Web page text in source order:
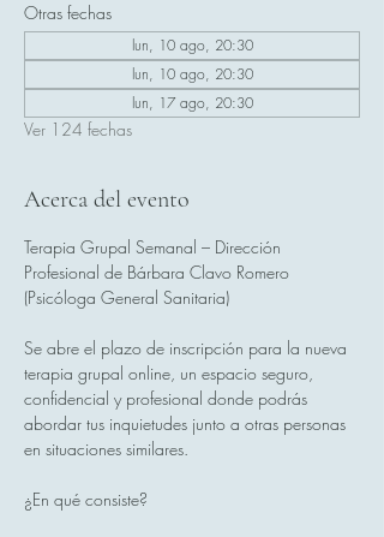
Otras fechas
lun, 10 ago, 20:30
lun, 10 ago, 20:30
lun, 17 ago, 20:30
Ver 124 fechas
Acerca del evento
Terapia Grupal Semanal – Dirección
Profesional de Bárbara Clavo Romero
(Psicóloga General Sanitaria)
Se abre el plazo de inscripción para la nueva
terapia grupal online, un espacio seguro,
confidencial y profesional donde podrás
abordar tus inquietudes junto a otras personas
en situaciones similares.
¿En qué consiste?